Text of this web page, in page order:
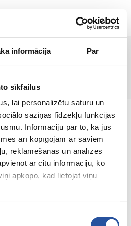
informācija Par
sīkfailus
lai personalizētu saturu un
saziņas līdzekļu funkcijas
Informāciju par to, kā jūs
arī kopīgojam ar saviem
reklamēšanas un analīzes
ar citu informāciju, ko
apkopo, kad lietojat viņu
ET
ei leitud!
hindade ja kvaliteetsete
rahulolu on meie
ja aia jaoks!